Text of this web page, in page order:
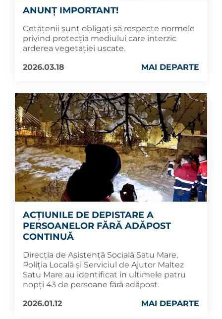
ANUNȚ IMPORTANT!
Cetățenii sunt obligați să respecte normele
privind protecția mediului care interzic
arderea vegetației uscate.
2026.03.18
MAI DEPARTE
ACȚIUNILE DE DEPISTARE A
PERSOANELOR FĂRĂ ADĂPOST
CONTINUĂ
Direcția de Asistență Socială Satu Mare,
Poliția Locală și Serviciul de Ajutor Maltez
Satu Mare au identificat în ultimele patru
nopți 43 de persoane fără adăpost.
2026.01.12
MAI DEPARTE